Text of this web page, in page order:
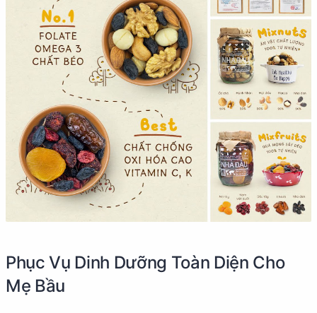
Phục Vụ Dinh Dưỡng Toàn Diện Cho
Mẹ Bầu